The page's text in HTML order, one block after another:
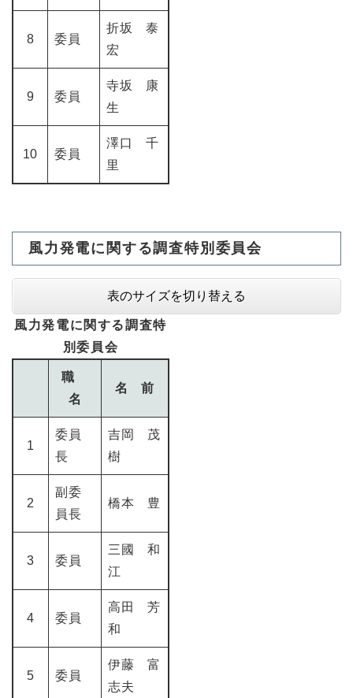
8 委員
折坂 泰
宏
9 委員
寺坂 康
生
10 委員
澤口 千
里
風力発電に関する調査特別委員会
表のサイズを切り替える
風力発電に関する調査特
別委員会
職
名
名 前
1
委員
長
吉岡 茂
樹
2
副委
員長
橋本 豊
3 委員
三國 和
江
4 委員
高田 芳
和
5 委員
伊藤 富
志夫